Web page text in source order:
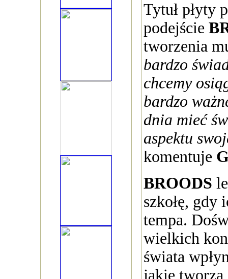
Tytuł płyty
podejście
tworzenia
bardzo
chcemy
bardzo
dnia mieć
aspektu
komentuje
BROODS
szkołę, gdy
tempa.
wielkich
świata
jakie tworzą